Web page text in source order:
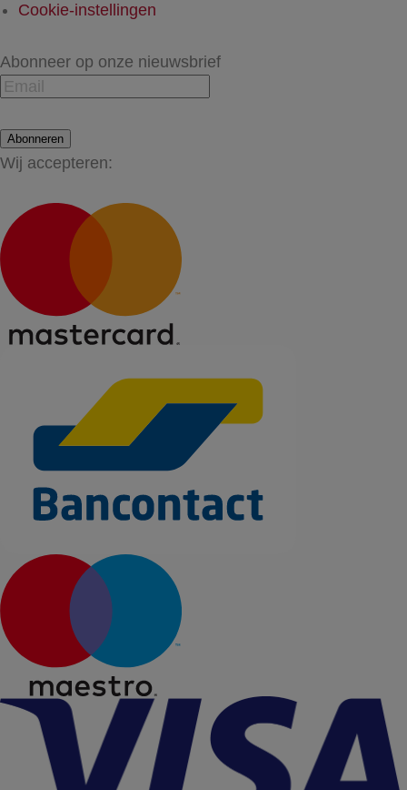
Cookie-instellingen
Abonneer op onze nieuwsbrief
Abonneren
Wij accepteren: